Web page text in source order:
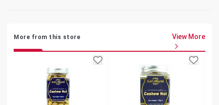
More from this store View More